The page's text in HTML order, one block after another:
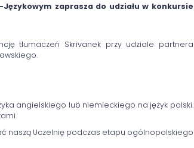
zaprasza do udziału w konkursie
tłumaczeń Skrivanek przy udziale partnera
angielskiego lub niemieckiego na język polski.
naszą Uczelnię podczas etapu ogólnopolskiego